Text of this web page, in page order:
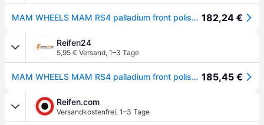
MAM WHEELS MAM RS4 palladium front polished 8.5Jx19 5x112 ET45 182,24 €
Reifen24
5,95 € Versand, 1–3 Tage
MAM WHEELS MAM RS4 palladium front polished 8.5Jx19 5x112 ET45 185,45 €
Reifen.com
Versandkostenfrei, 1–3 Tage